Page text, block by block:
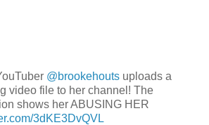
@brookehouts uploads a
video file to her channel! The
shows her ABUSING HER
3dKE3DvQVL